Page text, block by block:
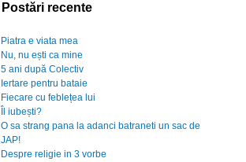
Postări recente
Piatra e viata mea
Nu, nu ești ca mine
5 ani după Colectiv
Iertare pentru bataie
Fiecare cu feblețea lui
Îl iubești?
O sa strang pana la adanci batraneti un sac de
JAP!
Despre religie in 3 vorbe